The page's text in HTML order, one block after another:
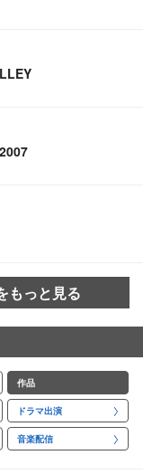
もっと見る
作品
ドラマ出演
音楽配信